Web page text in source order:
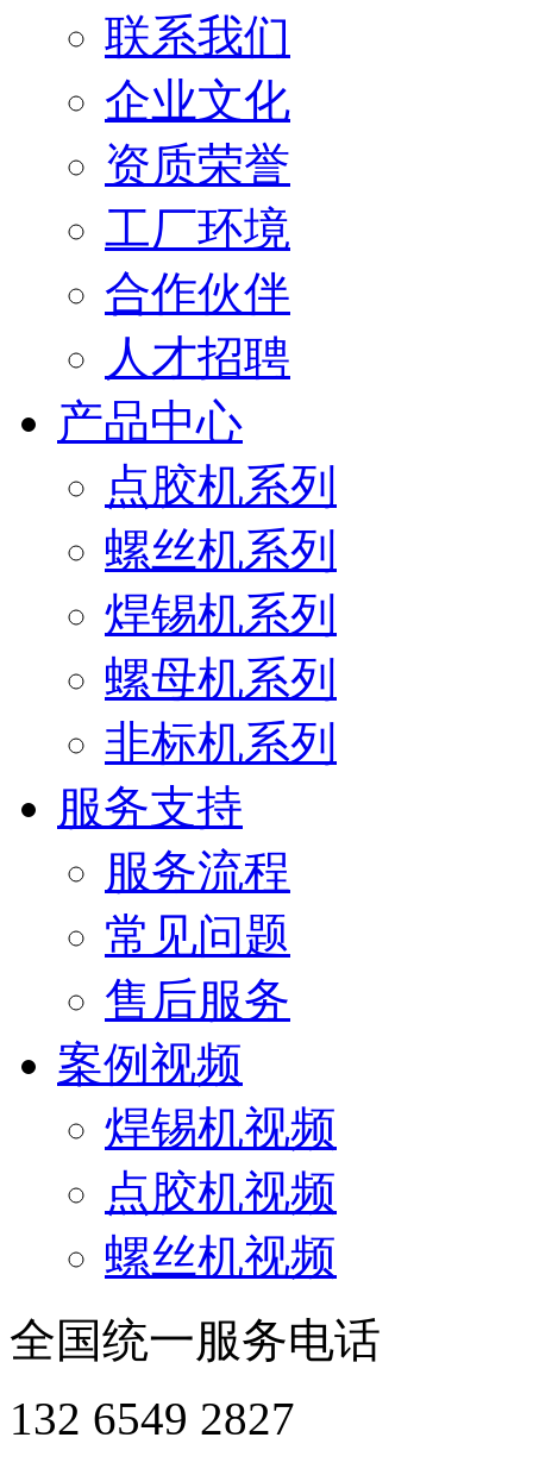
联系我们
企业文化
资质荣誉
工厂环境
合作伙伴
人才招聘
产品中心
点胶机系列
螺丝机系列
焊锡机系列
螺母机系列
非标机系列
服务支持
服务流程
常见问题
售后服务
案例视频
焊锡机视频
点胶机视频
螺丝机视频
全国统一服务电话
132 6549 2827